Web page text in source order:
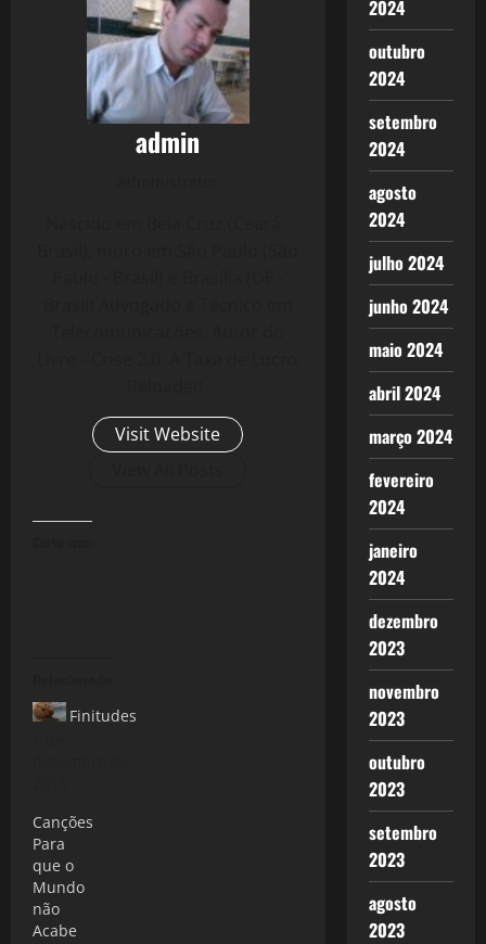
admin
Visit Website
Finitudes
Canções
Para
que o
Mundo
não
Acabe
2024
outubro
2024
setembro
2024
agosto
2024
julho 2024
junho 2024
maio 2024
abril 2024
março 2024
fevereiro
2024
janeiro
2024
dezembro
2023
novembro
2023
outubro
2023
setembro
2023
agosto
2023